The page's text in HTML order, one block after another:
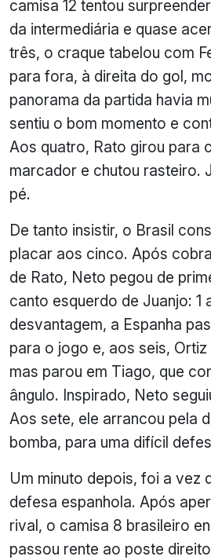
camisa 12 tentou
da intermediária e quase
três, o craque tabelou com
para fora, à direita do gol,
panorama da partida havia
sentiu o bom momento e
Aos quatro, Rato girou para
marcador e chutou rasteiro.
pé.
De tanto insistir, o Brasil
placar aos cinco. Após
de Rato, Neto pegou de
canto esquerdo de Juanjo: 1
desvantagem, a Espanha
para o jogo e, aos seis,
mas parou em Tiago, que
ângulo. Inspirado, Neto
Aos sete, ele arrancou pela
bomba, para uma difícil
Um minuto depois, foi a vez
defesa espanhola. Após
rival, o camisa 8 brasileiro
passou rente ao poste